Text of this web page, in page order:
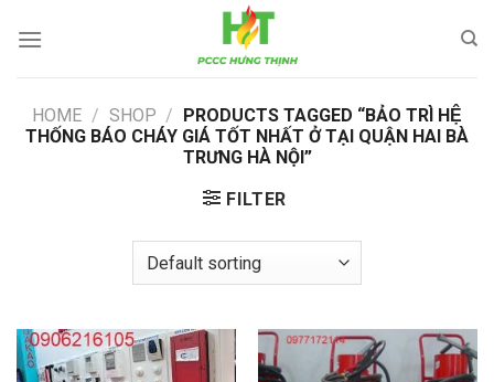
HOME / SHOP / PRODUCTS TAGGED “BẢO TRÌ HỆ
THỐNG BÁO CHÁY GIÁ TỐT NHẤT Ở TẠI QUẬN HAI BÀ
TRƯNG HÀ NỘI”
FILTER